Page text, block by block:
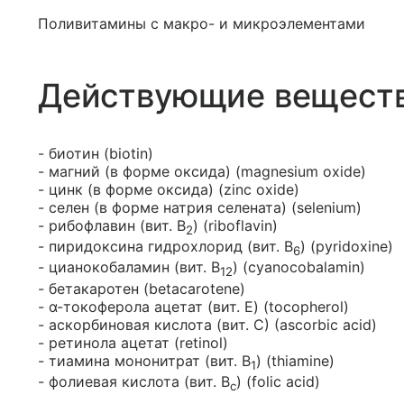
Поливитамины с макро- и микроэлементами
Действующие
- биотин (biotin)
- магний (в форме оксида) (magnesium oxide)
- цинк (в форме оксида) (zinc oxide)
- селен (в форме натрия селената) (selenium)
- рибофлавин (вит. B2) (riboflavin)
- пиридоксина гидрохлорид (вит. B6) (pyridoxine)
- цианокобаламин (вит. B12) (cyanocobalamin)
- бетакаротен (betacarotene)
- α-токоферола ацетат (вит. E) (tocopherol)
- аскорбиновая кислота (вит. С) (ascorbic acid)
- ретинола ацетат (retinol)
- тиамина мононитрат (вит. B1) (thiamine)
- фолиевая кислота (вит. Bc) (folic acid)